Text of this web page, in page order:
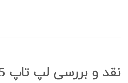
نقد و بررسی لپ تاپ 15 اینچی Microsoft مدل Surface Laptop 7